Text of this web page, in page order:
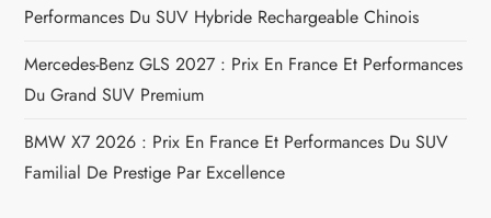
Performances Du SUV Hybride Rechargeable Chinois
Mercedes-Benz GLS 2027 : Prix En France Et Performances
Du Grand SUV Premium
BMW X7 2026 : Prix En France Et Performances Du SUV
Familial De Prestige Par Excellence